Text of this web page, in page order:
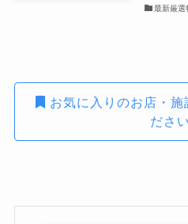
最新厳選
お気に入りのお店・施
ださ